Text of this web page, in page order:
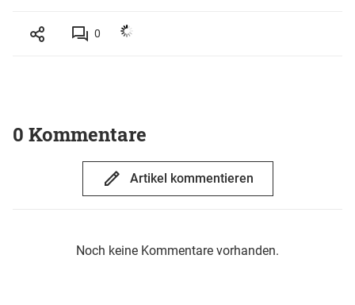
0
0 Kommentare
Artikel kommentieren
Noch keine Kommentare vorhanden.